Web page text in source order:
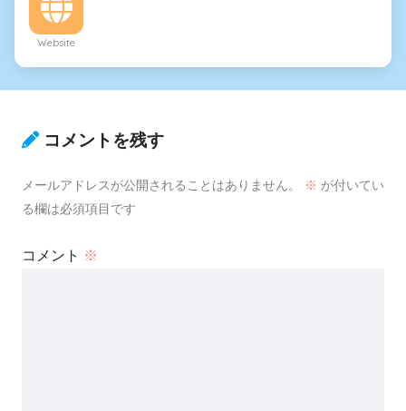
Website
コメントを残す
メールアドレスが公開されることはありません。 ※ が付いてい
る欄は必須項目です
コメント ※